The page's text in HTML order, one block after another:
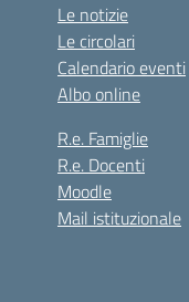
Le notizie
Le circolari
Calendario eventi
Albo online
R.e. Famiglie
R.e. Docenti
Moodle
Mail istituzionale